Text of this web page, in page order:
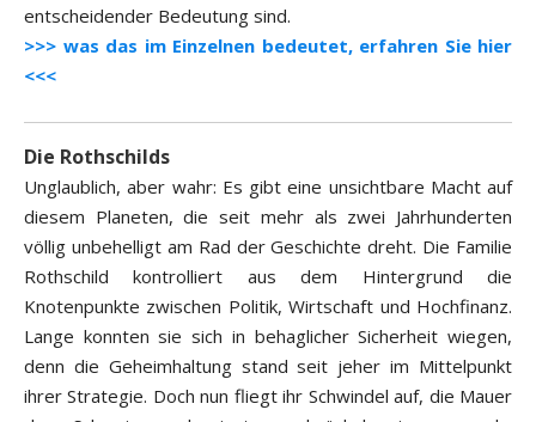
entscheidender Bedeutung sind.
>>> was das im Einzelnen bedeutet, erfahren Sie hier
<<<
Die Rothschilds
Unglaublich, aber wahr: Es gibt eine unsichtbare Macht auf
diesem Planeten, die seit mehr als zwei Jahrhunderten
völlig unbehelligt am Rad der Geschichte dreht. Die Familie
Rothschild kontrolliert aus dem Hintergrund die
Knotenpunkte zwischen Politik, Wirtschaft und Hochfinanz.
Lange konnten sie sich in behaglicher Sicherheit wiegen,
denn die Geheimhaltung stand seit jeher im Mittelpunkt
ihrer Strategie. Doch nun fliegt ihr Schwindel auf, die Mauer